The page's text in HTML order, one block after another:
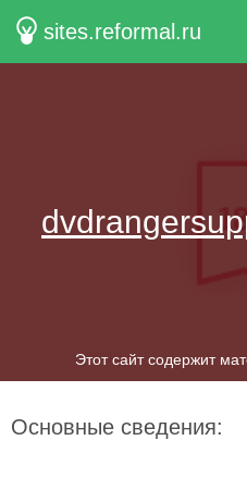
sites.reformal.ru
Этот сайт содержит
Основные сведения: